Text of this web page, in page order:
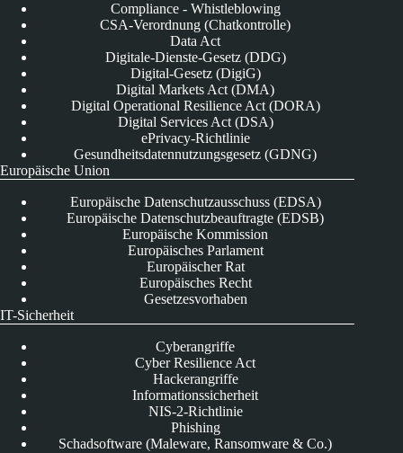
Compliance - Whistleblowing
CSA-Verordnung (Chatkontrolle)
Data Act
Digitale-Dienste-Gesetz (DDG)
Digital-Gesetz (DigiG)
Digital Markets Act (DMA)
Digital Operational Resilience Act (DORA)
Digital Services Act (DSA)
ePrivacy-Richtlinie
Gesundheitsdatennutzungsgesetz (GDNG)
Europäische Union
Europäische Datenschutzausschuss (EDSA)
Europäische Datenschutzbeauftragte (EDSB)
Europäische Kommission
Europäisches Parlament
Europäischer Rat
Europäisches Recht
Gesetzesvorhaben
IT-Sicherheit
Cyberangriffe
Cyber Resilience Act
Hackerangriffe
Informationssicherheit
NIS-2-Richtlinie
Phishing
Schadsoftware (Maleware, Ransomware & Co.)